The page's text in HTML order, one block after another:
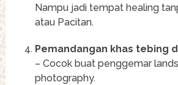
Nampu jadi tempat healing
atau Pacitan.
Pemandangan khas tebing
– Cocok buat penggemar
photography.